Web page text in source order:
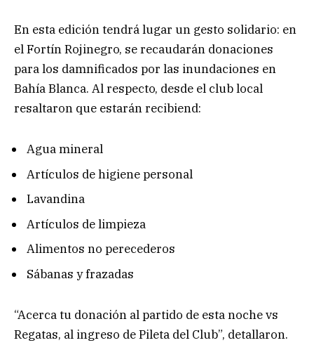
En esta edición tendrá lugar un gesto solidario: en
el Fortín Rojinegro, se recaudarán donaciones
para los damnificados por las inundaciones en
Bahía Blanca. Al respecto, desde el club local
resaltaron que estarán recibiend:
Agua mineral
Artículos de higiene personal
Lavandina
Artículos de limpieza
Alimentos no perecederos
Sábanas y frazadas
“Acerca tu donación al partido de esta noche vs
Regatas, al ingreso de Pileta del Club”, detallaron.